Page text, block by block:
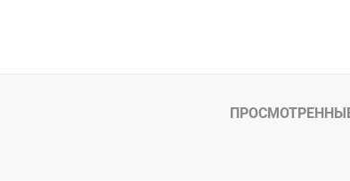
Сравнение